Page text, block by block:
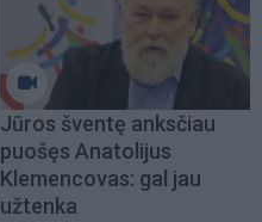
Jūros šventę anksčiau
puošęs Anatolijus
Klemencovas: gal jau
užtenka